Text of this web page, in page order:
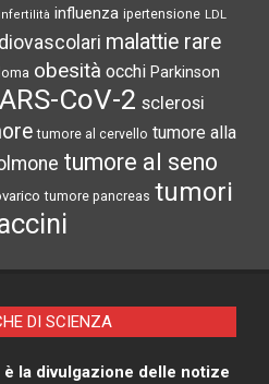
infertilità influenza ipertensione LDL
malattie rare
obesità occhi Parkinson
CoV-2 sclerosi
tumore al cervello tumore alla
tumore al seno
tumore pancreas tumori
DI SCIENZA
la divulgazione delle notize